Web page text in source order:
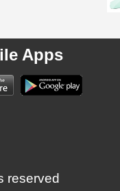
Apps
reserved